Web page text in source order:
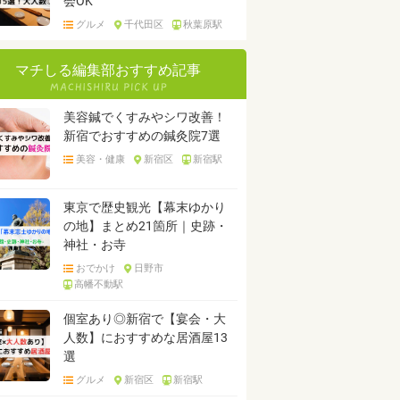
グルメ 千代田区 秋葉原駅
マチしる編集部おすすめ記事
美容鍼でくすみやシワ改善！
新宿でおすすめの鍼灸院7選
美容・健康 新宿区 新宿駅
東京で歴史観光【幕末ゆかり
の地】まとめ21箇所｜史跡・
神社・お寺
おでかけ
日野市
高幡不動駅
個室あり◎新宿で【宴会・大
人数】におすすめな居酒屋13
選
グルメ 新宿区 新宿駅